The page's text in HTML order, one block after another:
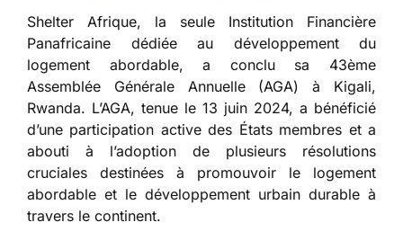
Shelter Afrique, la seule Institution Financière
Panafricaine dédiée au développement du
logement abordable, a conclu sa 43ème
Assemblée Générale Annuelle (AGA) à Kigali,
Rwanda. L’AGA, tenue le 13 juin 2024, a bénéficié
d’une participation active des États membres et a
abouti à l’adoption de plusieurs résolutions
cruciales destinées à promouvoir le logement
abordable et le développement urbain durable à
travers le continent.